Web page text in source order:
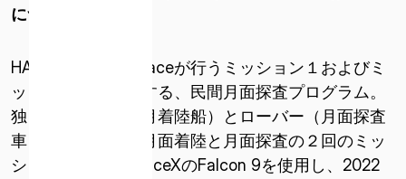
について
HAKUTO-Rは、ispaceが行うミッション１およびミ
ッション２を総称する、民間月面探査プログラム。
独自のランダー（月着陸船）とローバー（月面探査
車）を開発して、月面着陸と月面探査の２回のミッ
ションを行う。SpaceXのFalcon 9を使用し、2022